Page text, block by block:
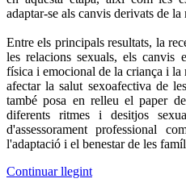
adaptar-se als canvis derivats de
Entre els principals resultats, la
les relacions sexuals, els canvis
física i emocional de la criança i la
afectar la salut sexoafectiva de
també posa en relleu el paper
diferents ritmes i desitjos
d'assessorament professional
l'adaptació i el benestar de les
Continuar llegint